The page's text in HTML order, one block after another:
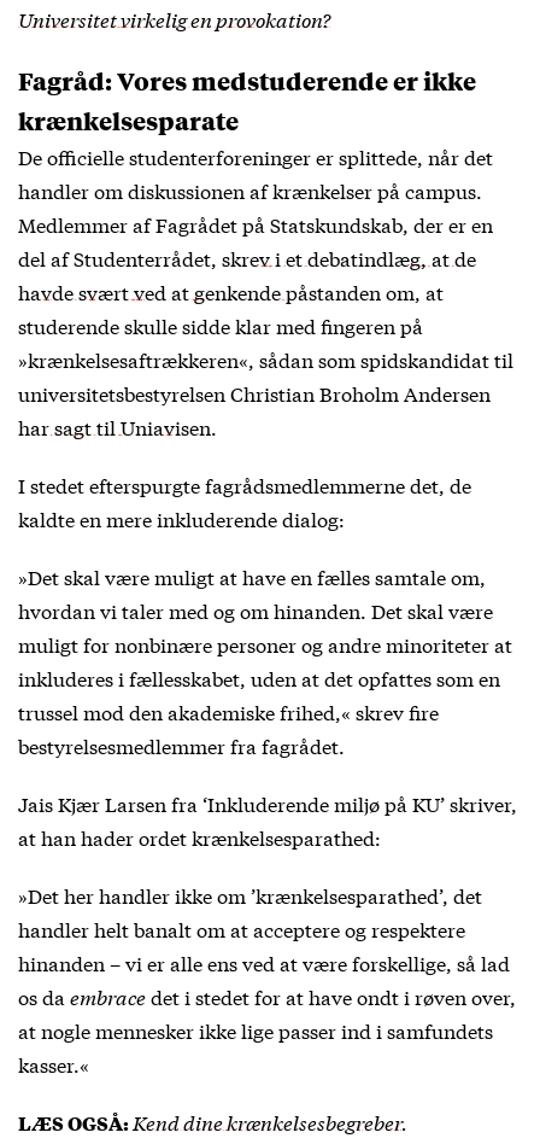
Universitet virkelig en provokation?
Fagråd: Vores medstuderende er ikke
krænkelsesparate
De officielle studenterforeninger er splittede, når det
handler om diskussionen af krænkelser på campus.
Medlemmer af Fagrådet på Statskundskab, der er en
del af Studenterrådet, skrev i et debatindlæg, at de
havde svært ved at genkende påstanden om, at
studerende skulle sidde klar med fingeren på
»krænkelsesaftrækkeren«, sådan som spidskandidat til
universitetsbestyrelsen Christian Broholm Andersen
har sagt til Uniavisen
I stedet efterspurgte fagrådsmedlemmerne det, de
kaldte en mere inkluderende dialog:
»Det skal være muligt at have en fælles samtale om,
hvordan vi taler med og om hinanden. Det skal være
muligt for nonbinære personer og andre minoriteter at
inkluderes i fællesskabet, uden at det opfattes som en
trussel mod den akademiske frihed,« skrev fire
bestyrelsesmedlemmer fra fagrådet.
Jais Kjær Larsen fra ‘Inkluderende miljø på KU’ skriver,
at han hader ordet krænkelsesparathed:
»Det her handler ikke om ’krænkelsesparathed’, det
handler helt banalt om at acceptere og respektere
hinanden – vi er alle ens ved at være forskellige, så lad
os da embracedet i stedet for at have ondt i røven over,
at nogle mennesker ikke lige passer ind i samfundets
kasser.«
LÆS OGSÅ: Kend dine krænkelsesbegreber.